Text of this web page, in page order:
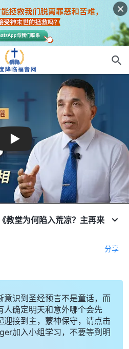
教堂为何陷入荒凉？主再来
分享
意识到圣经预言不是童话，而
人确定明天和意外哪个会先
迎接到主，蒙神保守，请点击
加入小组学习，不要等到明